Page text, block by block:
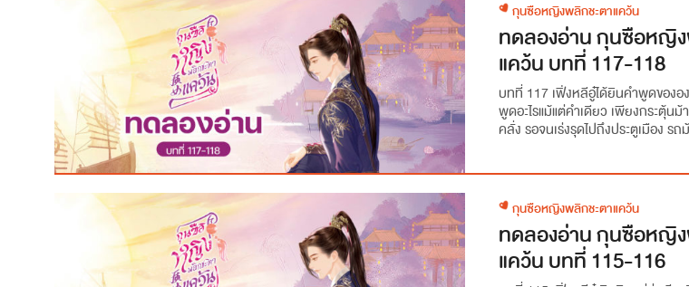
กุนซือหญิงพลิกชะตาแคว้น
ทดลองอ่าน กุนซือหญิ
แคว้น บทที่ 117-118
บทที่ 117 เฟิ่งหลีอู๋ได้ยินคำพูดของอ
พูดอะไรแม้แต่คำเดียว เพียงกระตุ้นม้
คลั่ง รอจนเร่งรุดไปถึงประตูเมือง รถ
กุนซือหญิงพลิกชะตาแคว้น
ทดลองอ่าน กุนซือหญิ
แคว้น บทที่ 115-116